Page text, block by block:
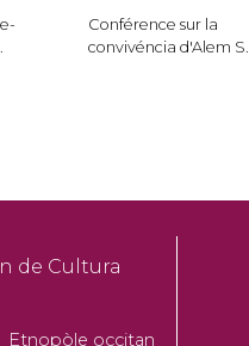
Conférence sur la
convivéncia d'Alem S...
de Cultura
Etnopòle occitan